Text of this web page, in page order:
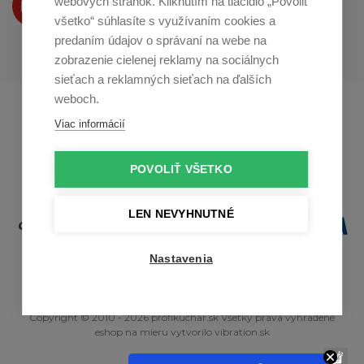
všetko“ súhlasíte s využívaním cookies a
predaním údajov o správaní na webe na
zobrazenie cielenej reklamy na sociálnych
sieťach a reklamných sieťach na ďalších
weboch.
Viac informácií
POVOLIŤ VŠETKO
LEN NEVYHNUTNÉ
Nastavenia
na Youtube
Profikuchař.cz
Copyright © 2010 - 2026 profikuchar.sk Všetky práva vyhradené
eshop na mieru vytvorilo vibration.sk